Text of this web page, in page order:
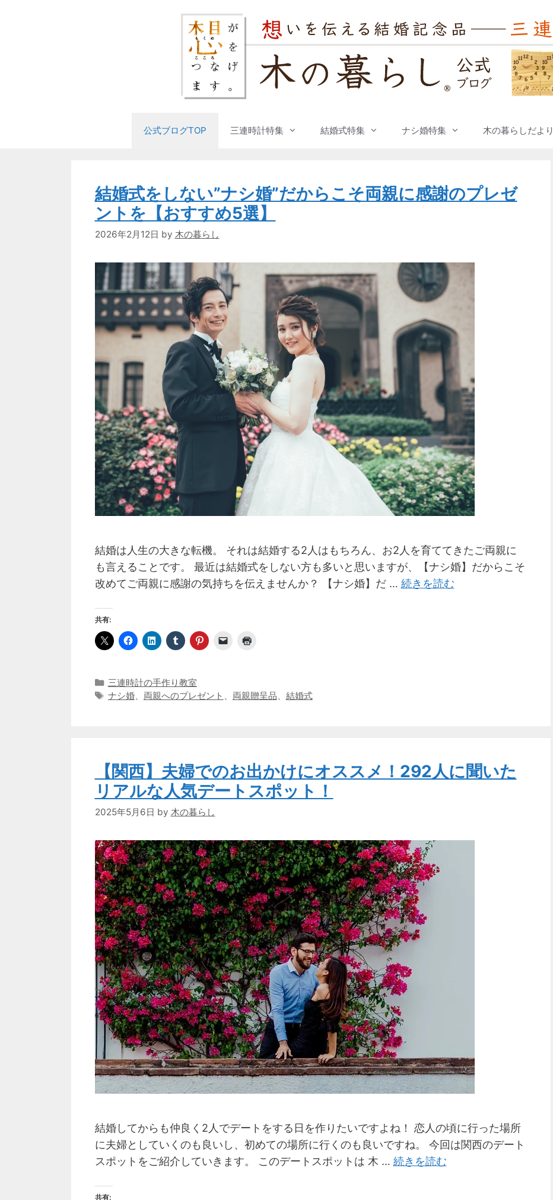
公式ブログTOP 三連時計特集 結婚式特集 ナシ婚特集 木の暮らしだより
結婚式をしない”ナシ婚”だからこそ両親に感謝のプレゼ
ントを【おすすめ5選】
2026年2月12日 by 木の暮らし
結婚は人生の大きな転機。 それは結婚する2人はもちろん、お2人を育ててきたご両親に
も言えることです。 最近は結婚式をしない方も多いと思いますが、【ナシ婚】だからこそ
改めてご両親に感謝の気持ちを伝えませんか？ 【ナシ婚】だ … 続きを読む
共有:
カ
テ
三連時計の手作り教室
タ
ナシ婚、 両親へのプレゼント 、 両親贈呈品、 結婚式
【関西】夫婦でのお出かけにオススメ！292人に聞いた
リアルな人気デートスポット！
2025年5月6日 by 木の暮らし
結婚してからも仲良く2人でデートをする日を作りたいですよね！ 恋人の頃に行った場所
に夫婦としていくのも良いし、初めての場所に行くのも良いですね。 今回は関西のデート
スポットをご紹介していきます。 このデートスポットは 木 … 続きを読む
共有: